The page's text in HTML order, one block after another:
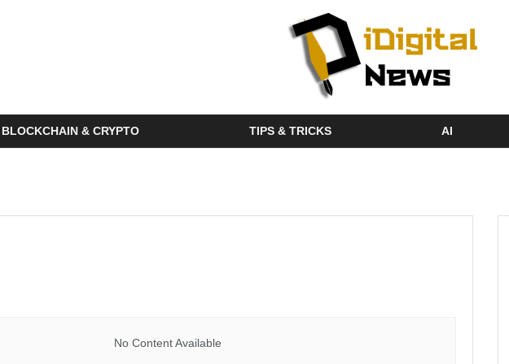
BLOCKCHAIN & CRYPTO TIPS & TRICKS AI
No Content Available